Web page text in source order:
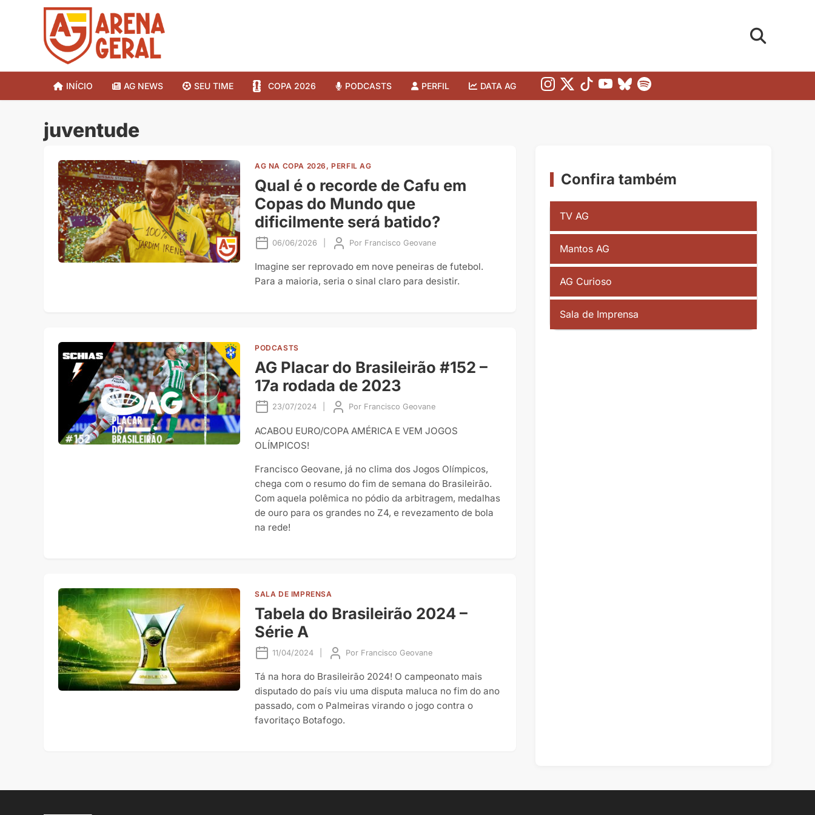
INÍCIO AG NEWS SEU TIME COPA 2026 PODCASTS PERFIL DATA AG
juventude
AG NA COPA 2026, PERFIL AG
Qual é o recorde de Cafu em
Copas do Mundo que
dificilmente será batido?
06/06/2026 Por Francisco Geovane
Imagine ser reprovado em nove peneiras de futebol.
Para a maioria, seria o sinal claro para desistir.
PODCASTS
AG Placar do Brasileirão #152 –
17a rodada de 2023
23/07/2024 Por Francisco Geovane
ACABOU EURO/COPA AMÉRICA E VEM JOGOS
OLÍMPICOS!
Francisco Geovane, já no clima dos Jogos Olímpicos,
chega com o resumo do fim de semana do Brasileirão.
Com aquela polêmica no pódio da arbitragem, medalhas
de ouro para os grandes no Z4, e revezamento de bola
na rede!
SALA DE IMPRENSA
Tabela do Brasileirão 2024 –
Série A
11/04/2024 Por Francisco Geovane
Tá na hora do Brasileirão 2024! O campeonato mais
disputado do país viu uma disputa maluca no fim do ano
passado, com o Palmeiras virando o jogo contra o
favoritaço Botafogo.
Confira também
TV AG
Mantos AG
AG Curioso
Sala de Imprensa